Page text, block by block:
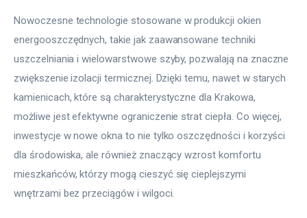
Nowoczesne technologie stosowane w produkcji okien
energooszczędnych, takie jak zaawansowane techniki
uszczelniania i wielowarstwowe szyby, pozwalają na znaczne
zwiększenie izolacji termicznej. Dzięki temu, nawet w starych
kamienicach, które są charakterystyczne dla Krakowa,
możliwe jest efektywne ograniczenie strat ciepła. Co więcej,
inwestycje w nowe okna to nie tylko oszczędności i korzyści
dla środowiska, ale również znaczący wzrost komfortu
mieszkańców, którzy mogą cieszyć się cieplejszymi
wnętrzami bez przeciągów i wilgoci.